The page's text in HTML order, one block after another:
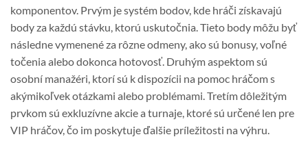
komponentov. Prvým je systém bodov, kde hráči získavajú
body za každú stávku, ktorú uskutočnia. Tieto body môžu byť
následne vymenené za rôzne odmeny, ako sú bonusy, voľné
točenia alebo dokonca hotovosť. Druhým aspektom sú
osobní manažéri, ktorí sú k dispozícii na pomoc hráčom s
akýmikoľvek otázkami alebo problémami. Tretím dôležitým
prvkom sú exkluzívne akcie a turnaje, ktoré sú určené len pre
VIP hráčov, čo im poskytuje ďalšie príležitosti na výhru.